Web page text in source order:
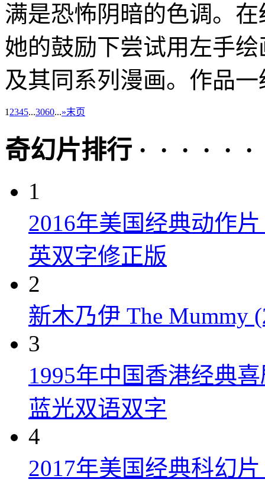
满是恐怖阴暗的色调。
她的鼓励下尝试用左手
及其同系列漫画。作品
1 2345...3060...»末页
奇幻片排行 · · · · · ·
1
2016年美国经典动作
英双字修正版
2
新木乃伊 The Mummy
3
1995年中国香港经典
蓝光双语双字
4
2017年美国经典科幻